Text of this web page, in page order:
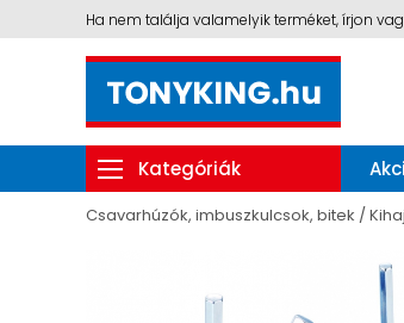
Ha nem találja valamelyik terméket, írjon
Kategóriák
Csavarhúzók, imbuszkulcsok, bitek